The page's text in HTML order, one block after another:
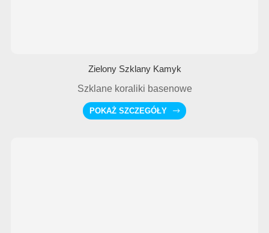
Zielony Szklany Kamyk
Szklane koraliki basenowe
POKAŻ SZCZEGÓŁY